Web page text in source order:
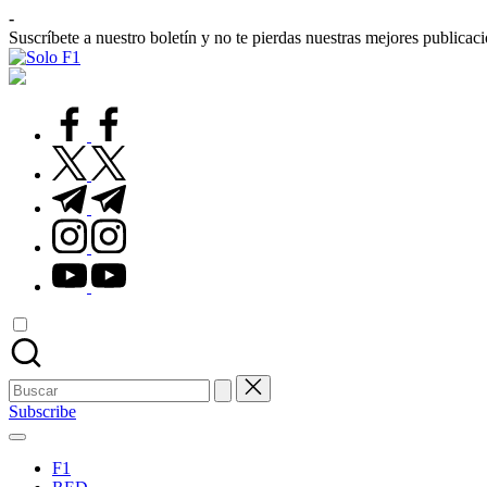
Saltar
al
contenido
-
Suscríbete a nuestro boletín y no te pierdas nuestras mejores
Para
facebook.com
twitter.com
t.me
instagram.com
youtube.com
Buscar:
Subscribe
F1